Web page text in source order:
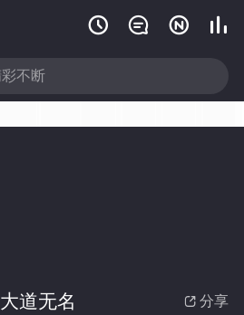
   
 分享
大道无名